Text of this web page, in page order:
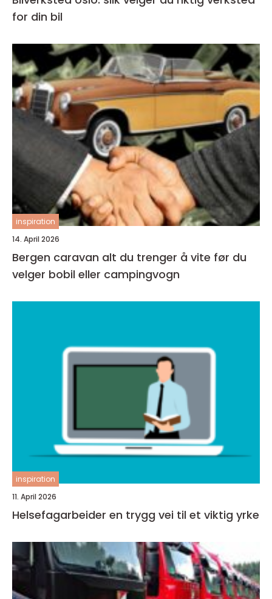
for din bil
inspiration
14. April 2026
Bergen caravan alt du trenger å vite før du
velger bobil eller campingvogn
inspiration
11. April 2026
Helsefagarbeider en trygg vei til et viktig yrke